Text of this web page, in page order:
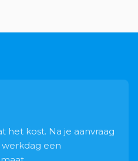
het kost. Na je aanvraag
een